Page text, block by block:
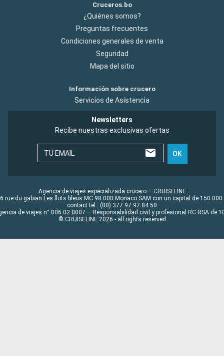
Cruceros.bo
¿Quiénes somos?
Preguntas frecuentes
Condiciones generales de venta
Seguridad
Mapa del sitio
Información sobre crucero
Servicios de Asistencia
Newsletters
Recibe nuestras exclusivas ofertas
TU EMAIL OK
Agencia de viajes especializada crucero – CRUISELINE
rue du gabian Les flots bleus MC 98 000 Monaco SAM con un capital de 150 000
contact tel : (00) 377 97 97 84 50
de viajes n° 006 02 0007 – Responsabilidad civil y profesional RC RSA de
© CRUISELINE 2026 - all rights reserved